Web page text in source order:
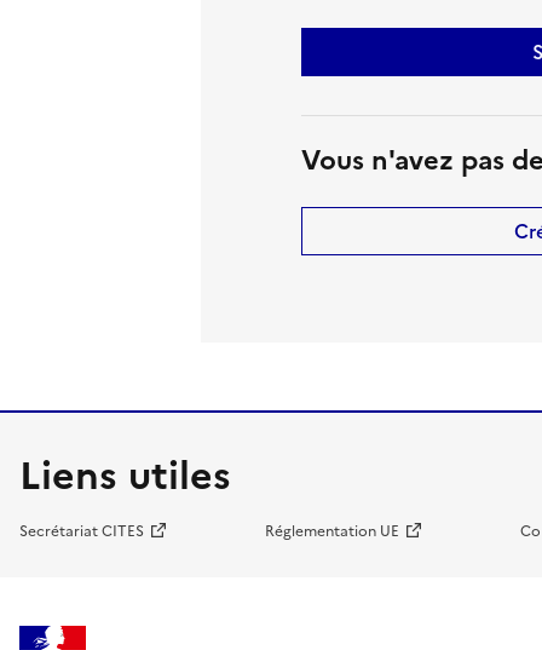
Vous n'avez pas
Liens utiles
Secrétariat CITES Réglementation UE